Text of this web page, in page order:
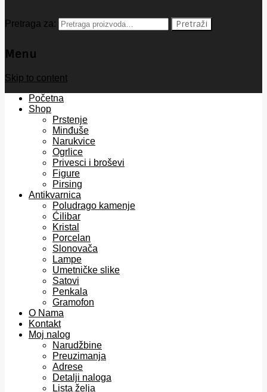
Pretraga za: Pretraži
Menu
Skip to content
Početna
Shop
Prstenje
Minđuše
Narukvice
Ogrlice
Privesci i broševi
Figure
Pirsing
Antikvarnica
Poludrago kamenje
Ćilibar
Kristal
Porcelan
Slonovača
Lampe
Umetničke slike
Satovi
Penkala
Gramofon
O Nama
Kontakt
Moj nalog
Narudžbine
Preuzimanja
Adrese
Detalji naloga
Lista želja